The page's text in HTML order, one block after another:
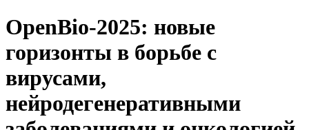
OpenBio-2025: новые
горизонты в борьбе с
вирусами,
нейродегенеративными